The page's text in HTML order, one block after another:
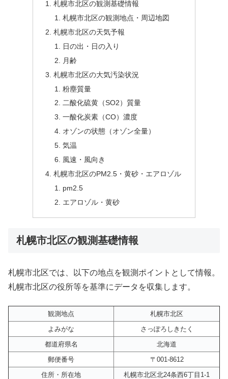
札幌市北区の観測基礎情報
札幌市北区の観測地点・周辺地図
札幌市北区の天気予報
日の出・日の入り
月齢
札幌市北区の大気汚染状況
粉塵質量
二酸化硫黄（SO2）質量
一酸化炭素（CO）濃度
オゾンの状態（オゾン全量）
気温
風速・風向き
札幌市北区のPM2.5・黄砂・エアロゾル
pm2.5
エアロゾル・黄砂
札幌市北区の観測基礎情報
札幌市北区では、以下の地点を観測ポイントとして情報。
札幌市北区の役所等を基準にデータを収集します。
観測地点
札幌市北区
よみがな
さっぽろしきたく
都道府県名
北海道
郵便番号
〒001-8612
住所・所在地
札幌市北区北24条西6丁目1-1